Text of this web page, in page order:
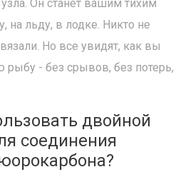
Он станет вашим тихим
на льду, в лодке. Никто не
Но все увидят, как вы
рыбу - без срывов, без потерь,
двойной
соединения